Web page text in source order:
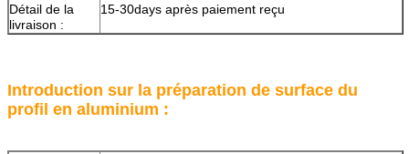
Détail de la
livraison :
15-30days après paiement reçu
Introduction sur la préparation de surface du
profil en aluminium :